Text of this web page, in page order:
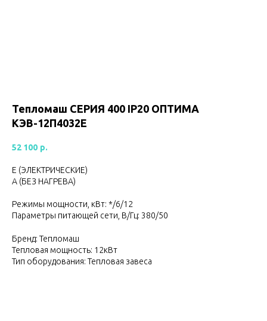
Тепломаш CЕРИЯ 400 IP20 ОПТИМА
КЭВ-12П4032Е
52 100 р.
Е (ЭЛЕКТРИЧЕСКИЕ)
А (БЕЗ НАГРЕВА)
Режимы мощности, кВт: */6/12
Параметры питающей сети, В/Гц: 380/50
Бренд: Тепломаш
Тепловая мощность: 12кВт
Тип оборудования: Тепловая завеса